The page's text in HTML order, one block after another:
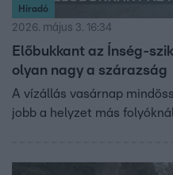
Híradó
2026. május 3. 16:34
Előbukkant az Ínség-
olyan nagy a szárazság
A vízállás vasárnap
jobb a helyzet más